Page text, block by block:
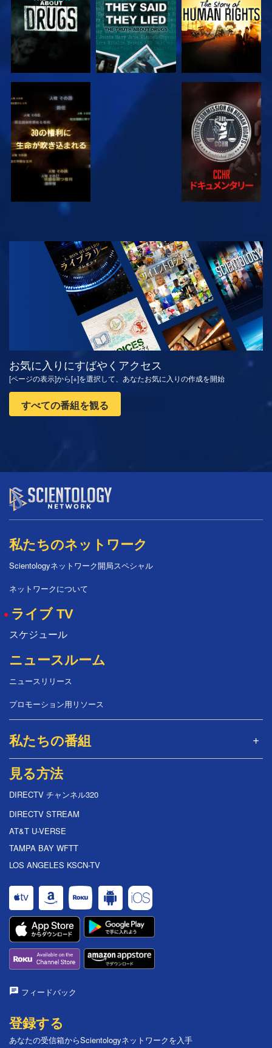
観る
観る シリーズを探求
お気に入りにすばやくアクセス
[ページの表示]から[+]を選択して、あなたお気に入りの作成を開始
すべての番組を観る
私たちのネットワーク
Scientologyネットワーク開局スペシャル
ネットワークについて
ライブ TV
スケジュール
ニュースルーム
ニュースリリース
プロモーション用リソース
私たちの番組
見る方法
DIRECTV チャンネル320
DIRECTV STREAM
AT&T U-VERSE
TAMPA BAY WFTT
LOS ANGELES KSCN-TV
フィードバック
登録する
あなたの受信箱からScientologyネットワークを入手